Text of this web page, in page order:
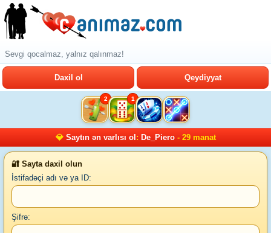
Sevgi qocalmaz, yalnız qalınmaz!
Daxil ol Qeydiyyat
2 1
💎 Saytın ən varlısı ol : De_Piero- 29 manat
🔐 Sayta daxil olun
İstifadəçi adı və ya ID:
Şifrə: